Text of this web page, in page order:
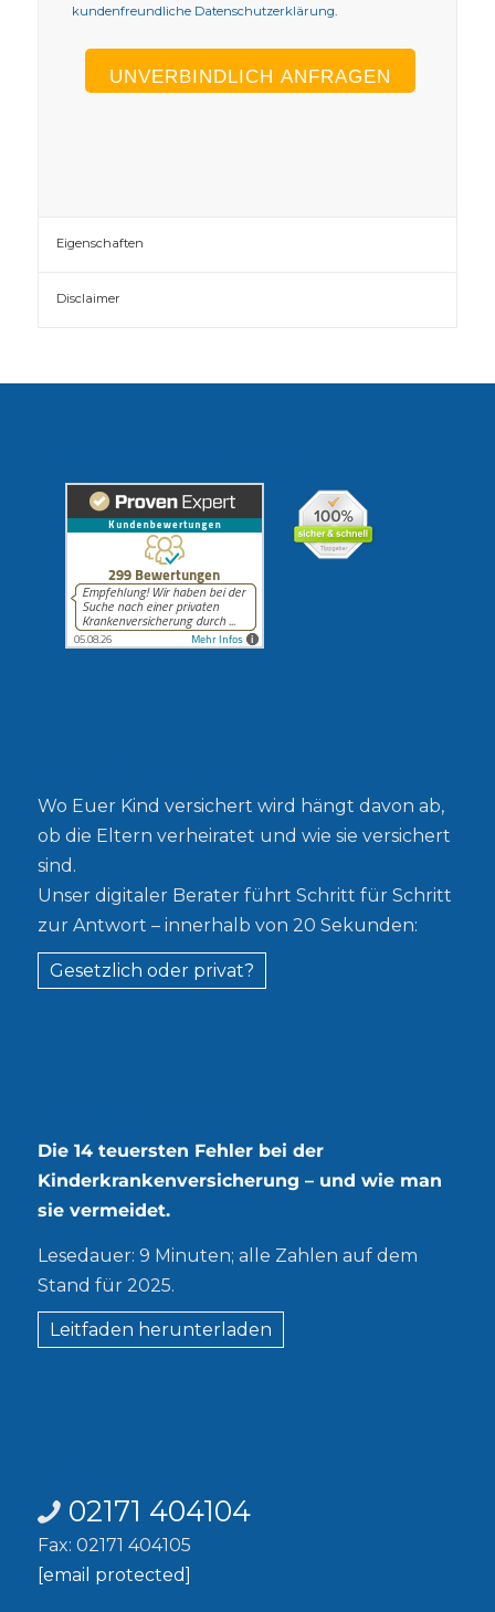
kundenfreundliche Datenschutzerklärung
Eigenschaften
Disclaimer
Wo Euer Kind versichert wird hängt davon ab,
ob die Eltern verheiratet und wie sie versichert
sind.
Unser digitaler Berater führt Schritt für Schritt
zur Antwort – innerhalb von 20 Sekunden:
Gesetzlich oder privat?
Die 14 teuersten Fehler bei der
Kinderkrankenversicherung – und wie man
sie vermeidet.
Lesedauer: 9 Minuten; alle Zahlen auf dem
Stand für 2025.
Leitfaden herunterladen
02171 404104
Fax: 02171 404105
[email protected]